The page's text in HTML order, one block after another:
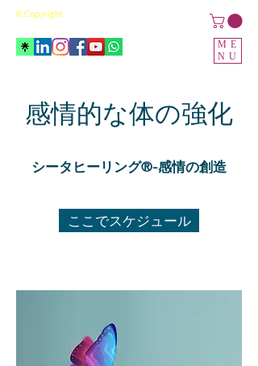
ME
NU
© Copyright
感情的な体の強化
シータヒーリング®-感情の創造
ここでスケジュール